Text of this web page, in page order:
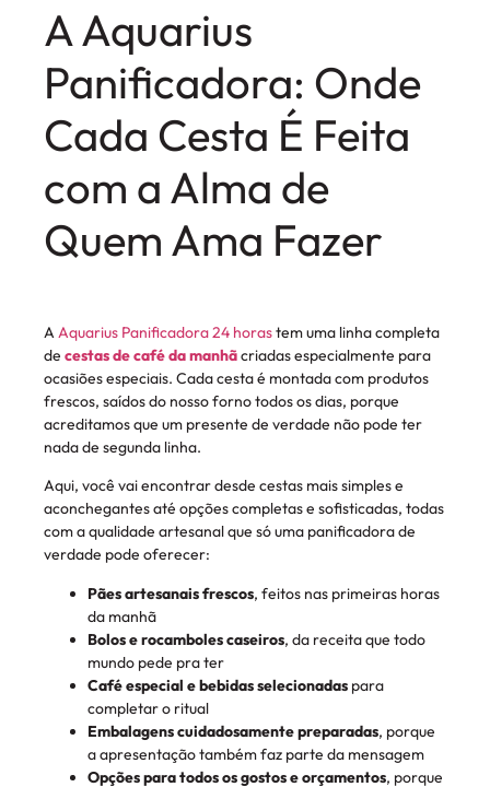
A Aquarius
Panificadora: Onde
Cada Cesta É Feita
com a Alma de
Quem Ama Fazer
AAquarius Panificadora 24 horastem uma linha completa
de cestas de café da manhãcriadas especialmente para
ocasiões especiais. Cada cesta é montada com produtos
frescos, saídos do nosso forno todos os dias, porque
acreditamos que um presente de verdade não pode ter
nada de segunda linha.
Aqui, você vai encontrar desde cestas mais simples e
aconchegantes até opções completas e sofisticadas, todas
com a qualidade artesanal que só uma panificadora de
verdade pode oferecer:
Pães artesanais frescos, feitos nas primeiras horas
da manhã
Bolos e rocamboles caseiros, da receita que todo
mundo pede pra ter
Café especial e bebidas selecionadas para
completar o ritual
Embalagens cuidadosamente preparadas, porque
a apresentação também faz parte da mensagem
Opções para todos os gostos e orçamentos, porque